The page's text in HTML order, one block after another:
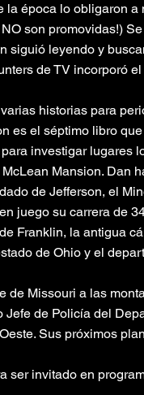
época lo obligaron
son promovidas!)
siguió leyendo y
de TV incorporó el
historias para
es el séptimo libro
investigar lugares
Mansion. Dan
de Jefferson, el
juego su carrera de
Franklin, la antigua
de Ohio y el
de Missouri a las
Jefe de Policía del
Sus próximos
ser invitado en